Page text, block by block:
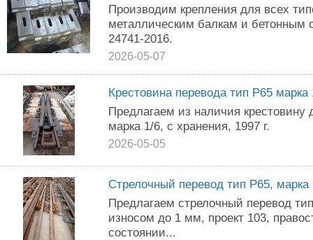
Производим крепления для всех
металлическим балкам и
24741-2016.
2026-05-07
Крестовина перевода тип Р65 марка
Предлагаем из наличия крестовину
марка 1/6, с хранения, 1997 г.
2026-05-05
Стрелочный перевод тип Р65,
Предлагаем стрелочный перевод
износом до 1 мм, проект 103,
состоянии...